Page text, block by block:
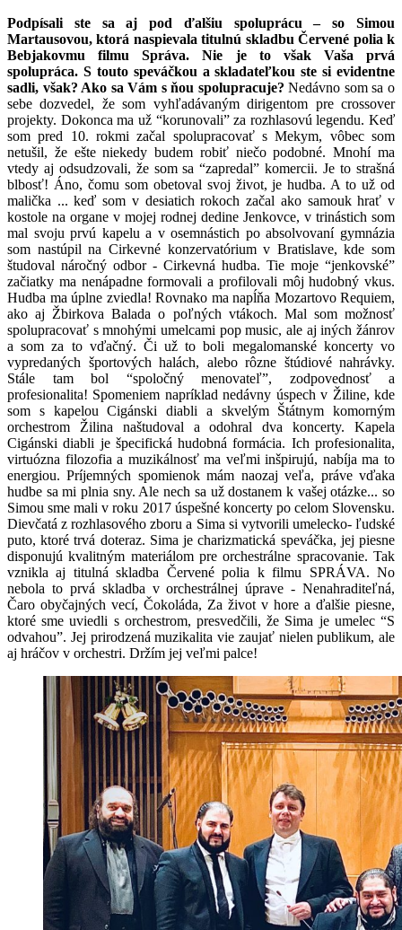
Podpísali ste sa aj pod ďalšiu spoluprácu – so Simou
Martausovou, ktorá naspievala titulnú skladbu Červené polia k
Bebjakovmu filmu Správa. Nie je to však Vaša prvá
spolupráca. S touto speváčkou a skladateľkou ste si evidentne
sadli, však? Ako sa Vám s ňou spolupracuje? Nedávno som sa o
sebe dozvedel, že som vyhľadávaným dirigentom pre crossover
projekty. Dokonca ma už “korunovali” za rozhlasovú legendu. Keď
som pred 10. rokmi začal spolupracovať s Mekym, vôbec som
netušil, že ešte niekedy budem robiť niečo podobné. Mnohí ma
vtedy aj odsudzovali, že som sa “zapredal” komercii. Je to strašná
blbosť! Áno, čomu som obetoval svoj život, je hudba. A to už od
malička ... keď som v desiatich rokoch začal ako samouk hrať v
kostole na organe v mojej rodnej dedine Jenkovce, v trinástich som
mal svoju prvú kapelu a v osemnástich po absolvovaní gymnázia
som nastúpil na Cirkevné konzervatórium v Bratislave, kde som
študoval náročný odbor - Cirkevná hudba. Tie moje “jenkovské”
začiatky ma nenápadne formovali a profilovali môj hudobný vkus.
Hudba ma úplne zviedla! Rovnako ma napĺňa Mozartovo Requiem,
ako aj Žbirkova Balada o poľných vtákoch. Mal som možnosť
spolupracovať s mnohými umelcami pop music, ale aj iných žánrov
a som za to vďačný. Či už to boli megalomanské koncerty vo
vypredaných športových halách, alebo rôzne štúdiové nahrávky.
Stále tam bol “spoločný menovateľ”, zodpovednosť a
profesionalita! Spomeniem napríklad nedávny úspech v Žiline, kde
som s kapelou Cigánski diabli a skvelým Štátnym komorným
orchestrom Žilina naštudoval a odohral dva koncerty. Kapela
Cigánski diabli je špecifická hudobná formácia. Ich profesionalita,
virtuózna filozofia a muzikálnosť ma veľmi inšpirujú, nabíja ma to
energiou. Príjemných spomienok mám naozaj veľa, práve vďaka
hudbe sa mi plnia sny. Ale nech sa už dostanem k vašej otázke... so
Simou sme mali v roku 2017 úspešné koncerty po celom Slovensku.
Dievčatá z rozhlasového zboru a Sima si vytvorili umelecko- ľudské
puto, ktoré trvá doteraz. Sima je charizmatická speváčka, jej piesne
disponujú kvalitným materiálom pre orchestrálne spracovanie. Tak
vznikla aj titulná skladba Červené polia k filmu SPRÁVA. No
nebola to prvá skladba v orchestrálnej úprave - Nenahraditeľná,
Čaro obyčajných vecí, Čokoláda, Za život v hore a ďalšie piesne,
ktoré sme uviedli s orchestrom, presvedčili, že Sima je umelec “S
odvahou”. Jej prirodzená muzikalita vie zaujať nielen publikum, ale
aj hráčov v orchestri. Držím jej veľmi palce!